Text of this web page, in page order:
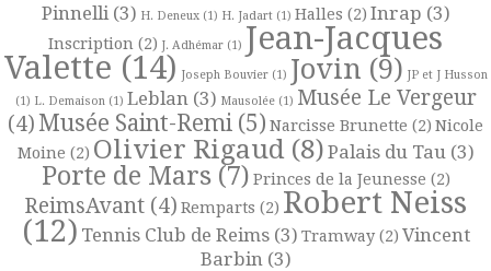
Pinnelli (3) H. Deneux(1) H. Jadart(1) Halles (2) Inrap (3)
Inscription (2) J. Adhémar (1) Jean-Jacques
Valette (14) Joseph Bouvier(1) Jovin (9) JP et J Husson
(1) L. Demaison (1) Leblan (3) Mausolée(1) Musée Le Vergeur
(4) Musée Saint-Remi (5) Narcisse Brunette (2) Nicole
Moine (2) Olivier Rigaud (8) Palais du Tau (3)
Porte de Mars(7) Princes de la Jeunesse (2)
ReimsAvant (4) Remparts (2) Robert Neiss
(12) Tennis Club de Reims(3) Tramway(2) Vincent
Barbin (3)